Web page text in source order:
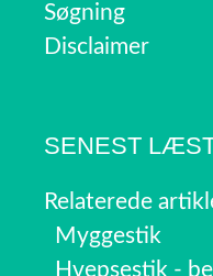
Søgning
Disclaimer
SENEST
Relaterede
Myggestik
Hvepsestik -